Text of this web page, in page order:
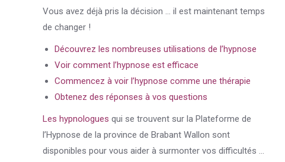
Vous avez déjà pris la décision … il est maintenant temps
de changer !
Découvrez les nombreuses utilisations de l’hypnose
Voir comment l’hypnose est efficace
Commencez à voir l’hypnose comme une thérapie
Obtenez des réponses à vos questions
Les hypnologues qui se trouvent sur la Plateforme de
l’Hypnose de la province de Brabant Wallon sont
disponibles pour vous aider à surmonter vos difficultés …